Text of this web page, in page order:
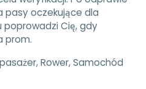
pasy oczekujące dla
poprowadzi Cię, gdy
prom.
Rower, Samochód